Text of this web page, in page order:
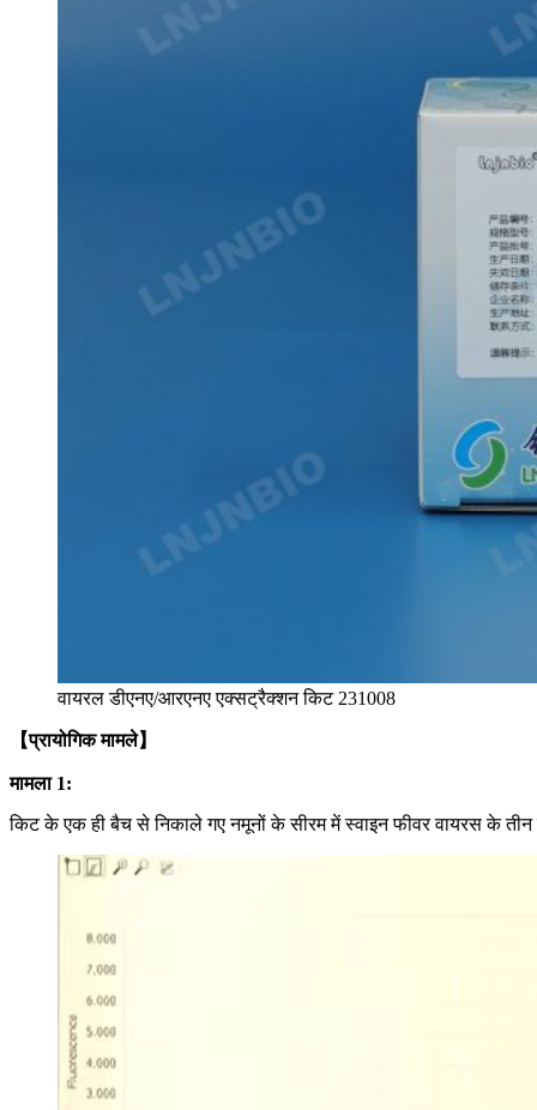
वायरल डीएनए/आरएनए एक्सट्रैक्शन किट 231008
【प्रायोगिक मामले】
मामला 1:
किट के एक ही बैच से निकाले गए नमूनों के सीरम में स्वाइन फीवर वायरस के तीन